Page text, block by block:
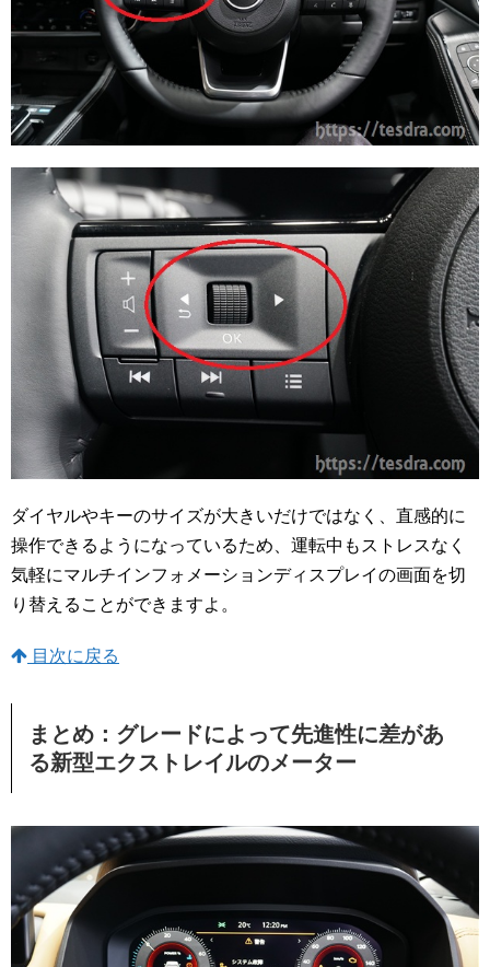
ダイヤルやキーのサイズが大きいだけではなく、直感的に
操作できるようになっているため、運転中もストレスなく
気軽にマルチインフォメーションディスプレイの画面を切
り替えることができますよ。
目次に戻る
まとめ：グレードによって先進性に差があ
る新型エクストレイルのメーター